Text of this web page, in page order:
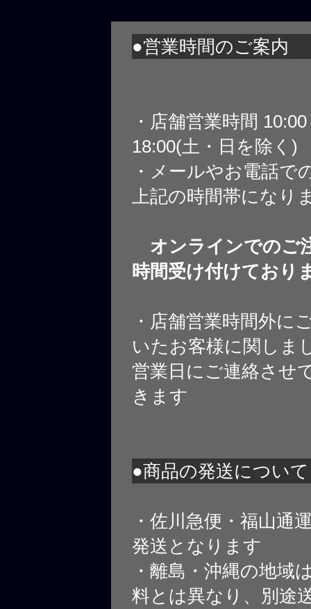
●営業時間のご案内
・店舗営業時間
18:00(土・日を除く)
・メールやお電話で
上記の時間帯になり
オンラインでのご
時間受け付けており
・店舗営業時間外に
いたお客様に関しま
営業日にご連絡させ
きます
●商品の発送について
・佐川急便・福山通
発送となります
・離島・沖縄の地域
料とは異なり、別途